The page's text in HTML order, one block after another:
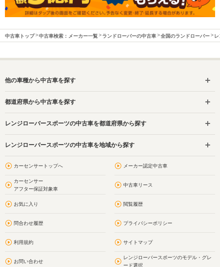
中古車トップ 中古車検索：メーカー一覧 ランドローバーの中古車 全国のランドローバー
他の車種から中古車を探す
都道府県から中古車を探す
レンジローバースポーツの中古車を都道府県から探す
レンジローバースポーツの中古車を地域から探す
カーセンサートップへ メーカー認定中古車
カーセンサー
アフター保証対象車
中古車リース
お気に入り 閲覧履歴
問合わせ履歴 プライバシーポリシー
利用規約 サイトマップ
お問い合わせ
レンジローバースポーツのモデル・グレ
ード選択